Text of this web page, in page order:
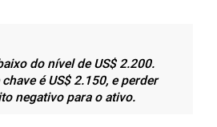
do nível de US$ 2.200.
é US$ 2.150, e perder
negativo para o ativo.